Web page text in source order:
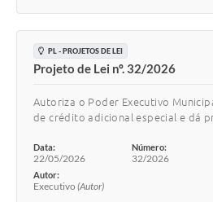
PL - PROJETOS DE LEI
Projeto de Lei nº. 32/2026
Autoriza o Poder Executivo
de crédito adicional especial e dá
Data:
22/05/2026
Número:
32/2026
Autor:
Executivo (Autor)